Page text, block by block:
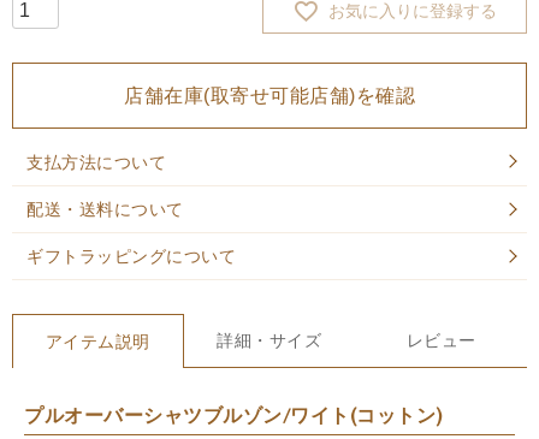
お気に入りに登録する
店舗在庫(取寄せ可能店舗)を確認
支払方法について
配送・送料について
ギフトラッピングについて
アイテム説明 詳細・サイズ レビュー
プルオーバーシャツブルゾン/ワイト(コットン)